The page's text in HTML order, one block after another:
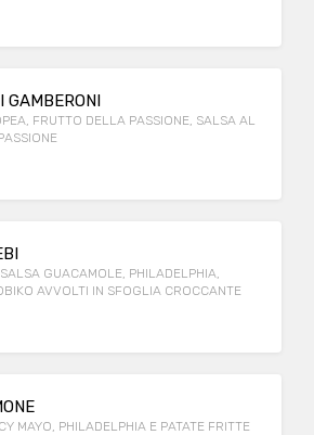
GAMBERONI
FRUTTO DELLA PASSIONE, SALSA AL
GUACAMOLE, PHILADELPHIA,
AVVOLTI IN SFOGLIA CROCCANTE
MAYO, PHILADELPHIA E PATATE FRITTE